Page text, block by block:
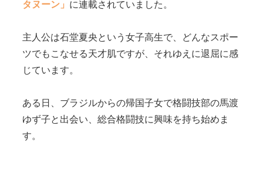
タヌーン」 に連載されていました。
主人公は石堂夏央という女子高生で、どんなスポー
ツでもこなせる天才肌ですが、それゆえに退屈に感
じています。
ある日、ブラジルからの帰国子女で格闘技部の馬渡
ゆず子と出会い、総合格闘技に興味を持ち始めま
す。